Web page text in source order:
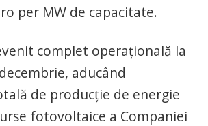
per MW de capacitate.
complet operațională la
aducând
de producție de energie
fotovoltaice a Companiei